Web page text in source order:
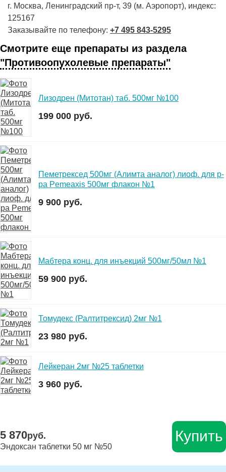
г. Москва, Ленинградский пр-т, 39 (м. Аэропорт), индекс:
125167
Заказывайте по телефону: +7 495 843-5295
Смотрите еще препараты из раздела
"Противоопухолевые препараты"
Лизодрен (Митотан) таб. 500мг №100
199 000 руб.
Пеметрексед 500мг (Алимта аналог) лиоф. для р-
ра Pemeaxis 500мг флакон №1
9 900 руб.
Мабтера конц. для инъекций 500мг/50мл №1
59 900 руб.
Томудекс (Ралтитрексид) 2мг №1
23 980 руб.
Лейкеран 2мг №25 таблетки
3 960 руб.
5 870руб.
Эндоксан таблетки 50 мг №50
Купить